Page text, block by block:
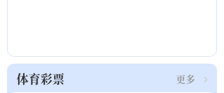
体育彩票 更多